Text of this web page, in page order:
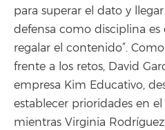
para superar el dato y
defensa como disciplina es
regalar el contenido”.
frente a los retos, David
empresa Kim Educativo,
establecer prioridades en
mientras Virginia